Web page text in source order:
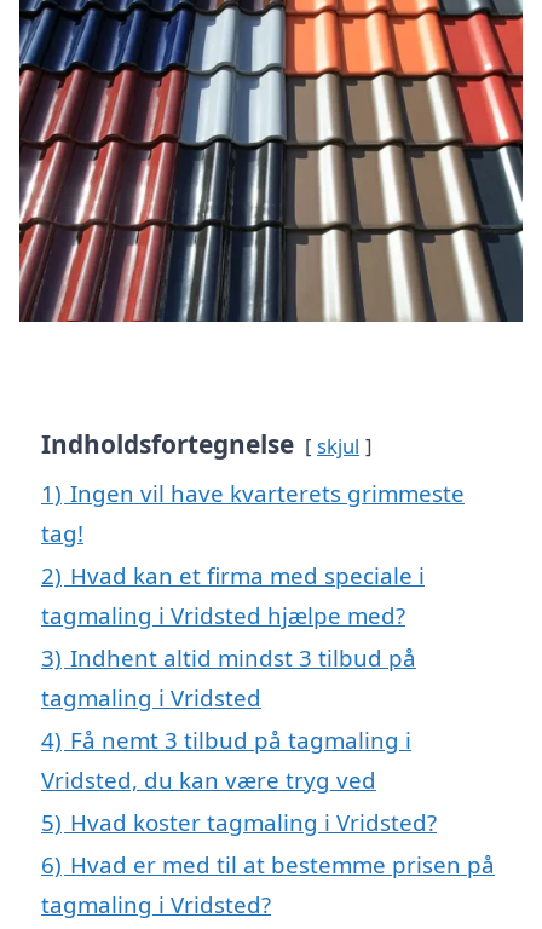
Indholdsfortegnelse skjul
1) Ingen vil have kvarterets grimmeste
tag!
2) Hvad kan et firma med speciale i
tagmaling i Vridsted hjælpe med?
3) Indhent altid mindst 3 tilbud på
tagmaling i Vridsted
4) Få nemt 3 tilbud på tagmaling i
Vridsted, du kan være tryg ved
5) Hvad koster tagmaling i Vridsted?
6) Hvad er med til at bestemme prisen på
tagmaling i Vridsted?